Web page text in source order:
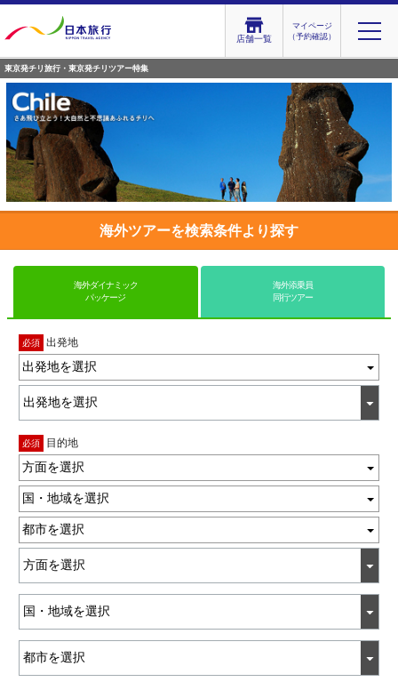
店舗一覧
マイページ
（予約確認）
東京発チリ旅行・東京発チリツアー特集
海外ツアーを検索条件より探す
海外ダイナミック
パッケージ
海外添乗員
同行ツアー
必須 出発地
出発地を選択
必須 目的地
方面を選択
国・地域を選択
都市を選択